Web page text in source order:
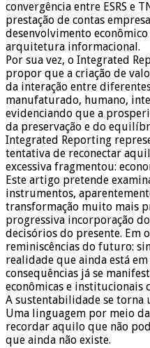
convergência entre ESRS e
prestação de contas
desenvolvimento
arquitetura informacional.
Por sua vez, o Integrated
propor que a criação de
da interação entre
manufaturado, humano,
evidenciando que a
da preservação e do
Integrated Reporting
tentativa de reconectar
excessiva fragmentou:
Este artigo pretende
instrumentos,
transformação muito mais
progressiva incorporação
decisórios do presente. Em
reminiscências do futuro:
realidade que ainda está
consequências já se
econômicas e institucionais
A sustentabilidade se torna
Uma linguagem por meio
recordar aquilo que não
que ainda não existe.